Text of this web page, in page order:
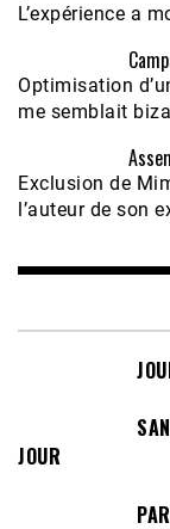
L’expérience a
Optimisation
me semblait
Exclusion de
l’auteur de son
JOUR